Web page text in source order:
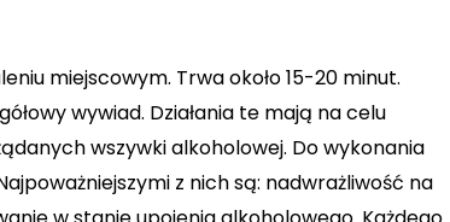
miejscowym. Trwa około 15-20 minut.
wywiad. Działania te mają na celu
wszywki alkoholowej. Do wykonania
z nich są: nadwrażliwość na